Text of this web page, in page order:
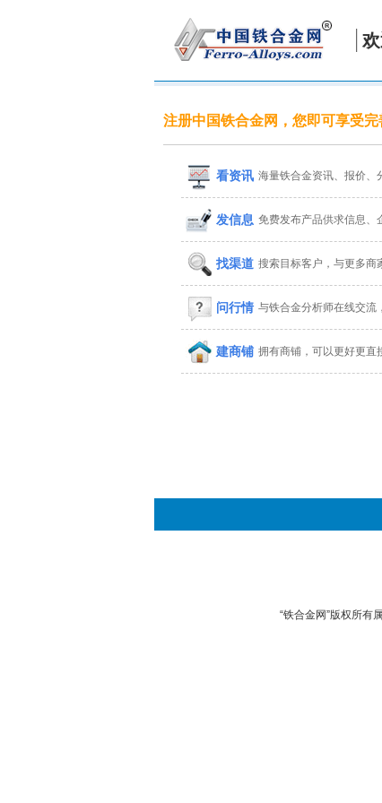
注册中国铁合金网，您即可享受
看资讯 海量铁合金资讯、报价、
发信息 免费发布产品供求信息、
找渠道 搜索目标客户，与更多商
问行情 与铁合金分析师在线交流
建商铺 拥有商铺，可以更好更直
“铁合金网”版权所有